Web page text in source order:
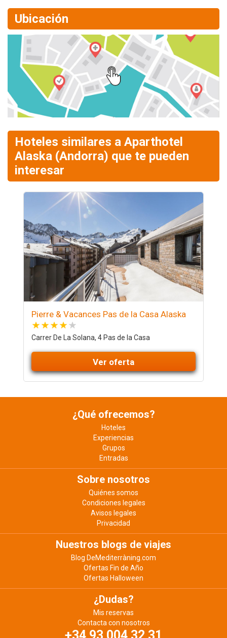
Ubicación
Hoteles similares a Aparthotel
Alaska (Andorra) que te pueden
interesar
Pierre & Vacances Pas de la Casa Alaska
Carrer De La Solana, 4 Pas de la Casa
Ver oferta
¿Qué ofrecemos?
Hoteles
Experiencias
Grupos
Entradas
Sobre nosotros
Quiénes somos
Condiciones legales
Avisos legales
Privacidad
Nuestros blogs de viajes
Blog DeMediterràning.com
Ofertas Fin de Año
Ofertas Halloween
¿Dudas?
Mis reservas
Contacta con nosotros